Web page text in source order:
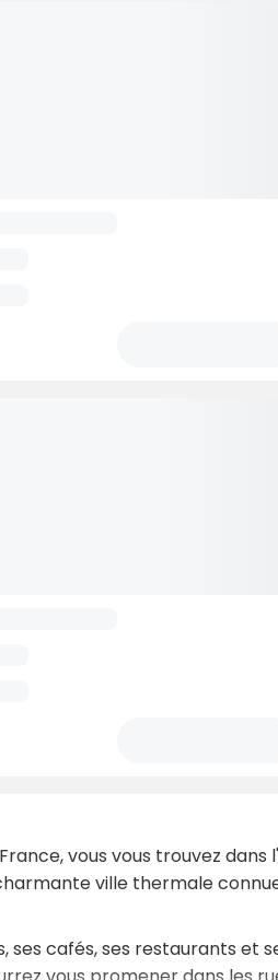
vous vous trouvez
ville thermale
ses cafés, ses restaurants et